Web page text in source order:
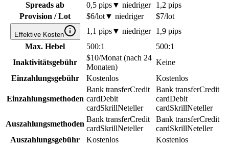
Spreads ab
0,5 pips▼ niedriger
1,2 pips
Provision / Lot
$6/lot▼ niedriger $7/lot
Effektive Kosten 1,1 pips▼ niedriger
1,9 pips
Max. Hebel
500:1
500:1
Inaktivitätsgebühr
$10/Monat (nach 24
Monaten)
Keine
Einzahlungsgebühr
Kostenlos Kostenlos
Einzahlungsmethoden
Bank transferCredit
cardDebit
cardSkrillNeteller
Bank transferCredit
cardDebit
cardSkrillNeteller
Auszahlungsmethoden
Bank transferCredit
cardSkrillNeteller
Bank transferCredit
cardSkrillNeteller
Auszahlungsgebühr
Kostenlos Kostenlos